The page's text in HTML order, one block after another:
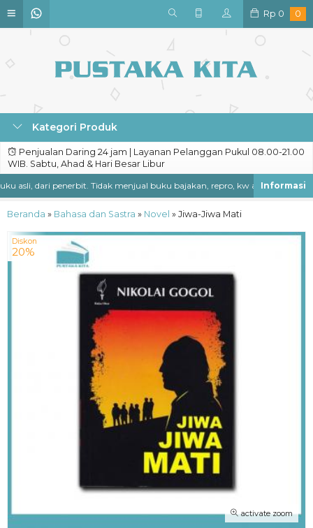
Rp 0 0
Kategori Produk
Penjualan Daring 24 jam | Layanan Pelanggan Pukul 08.00-21.00
WIB. Sabtu, Ahad & Hari Besar Libur
asli, dari penerbit. Tidak menjual buku bajakan, repro, kw atau ilegal
Beranda » Bahasa dan Sastra » Novel » Jiwa-Jiwa Mati
activate zoom
Diskon
20%